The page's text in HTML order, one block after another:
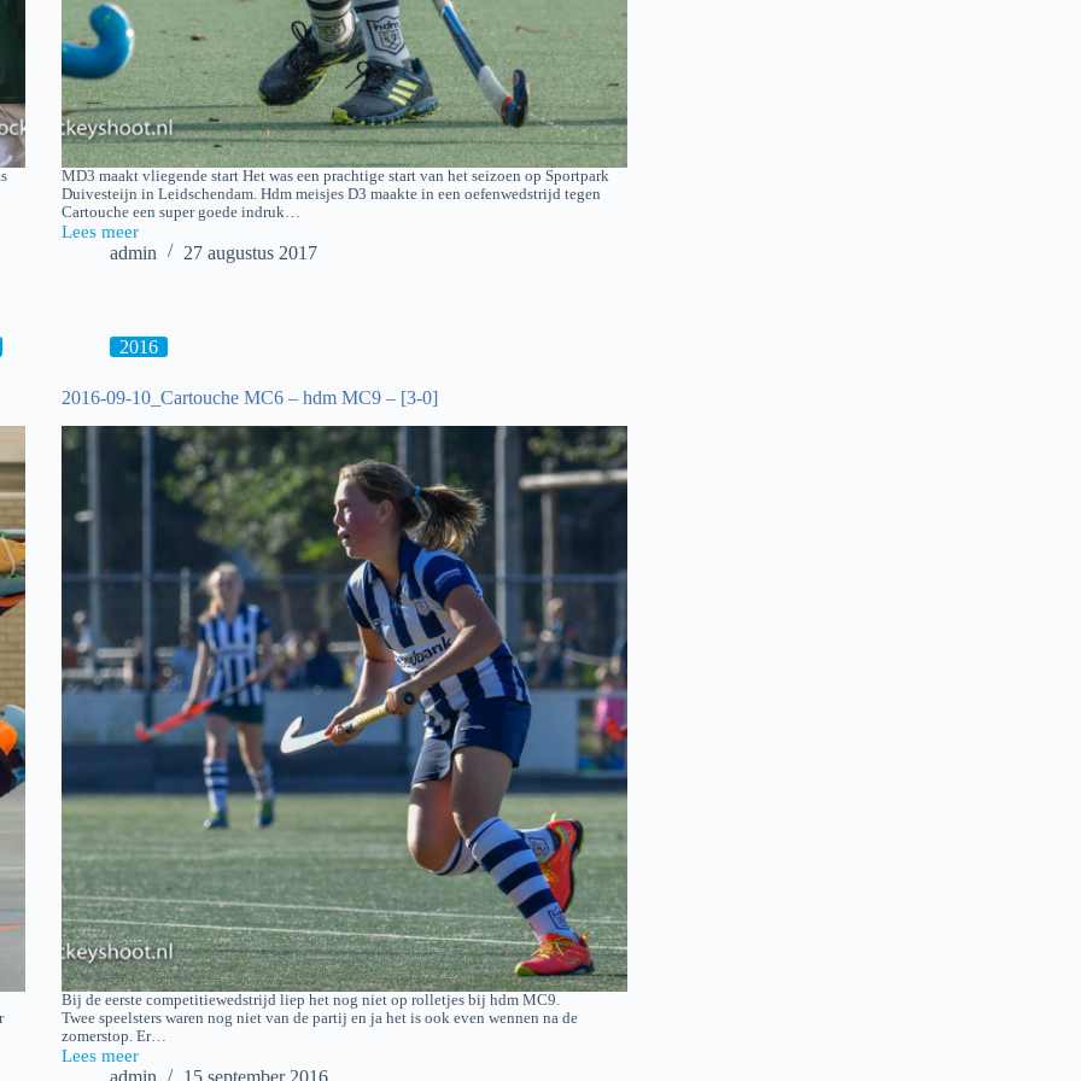
MD3 maakt vliegende start Het was een prachtige start van het seizoen op Sportpark
Duivesteijn in Leidschendam. Hdm meisjes D3 maakte in een oefenwedstrijd tegen
Cartouche een super goede indruk…
Lees meer
2017-
(oefenwedstrijd)
[3-
6]
admin 27 augustus 2017
2016
2016-09-10_Cartouche MC6 – hdm MC9 – [3-0]
Bij de eerste competitiewedstrijd liep het nog niet op rolletjes bij hdm MC9.
Twee speelsters waren nog niet van de partij en ja het is ook even wennen na de
zomerstop. Er…
Lees meer
2016-